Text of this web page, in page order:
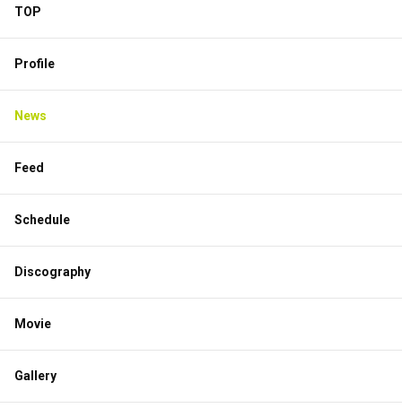
TOP
Profile
News
Feed
Schedule
Discography
Movie
Gallery